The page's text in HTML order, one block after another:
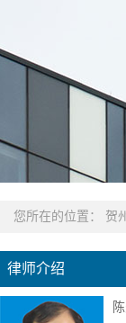
您所在的位置： 贺
律师介绍